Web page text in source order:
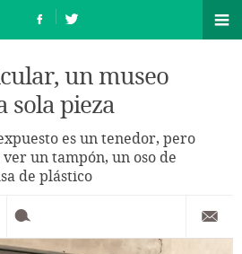
un museo
sola pieza
es un tenedor, pero
un tampón, un oso de
de plástico